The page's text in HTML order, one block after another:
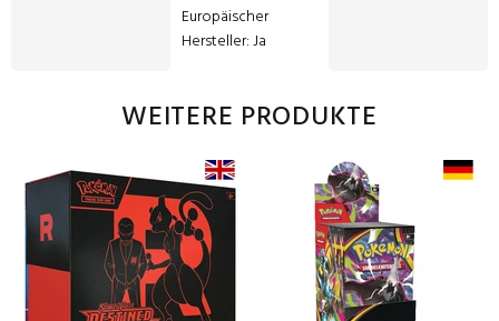
Europäischer
Hersteller: Ja
WEITERE PRODUKTE